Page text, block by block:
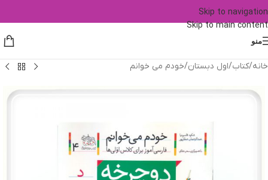
Skip to navigation
Skip to main content
منو
خانه/کتاب/اول دبستان/خودم می خوانم